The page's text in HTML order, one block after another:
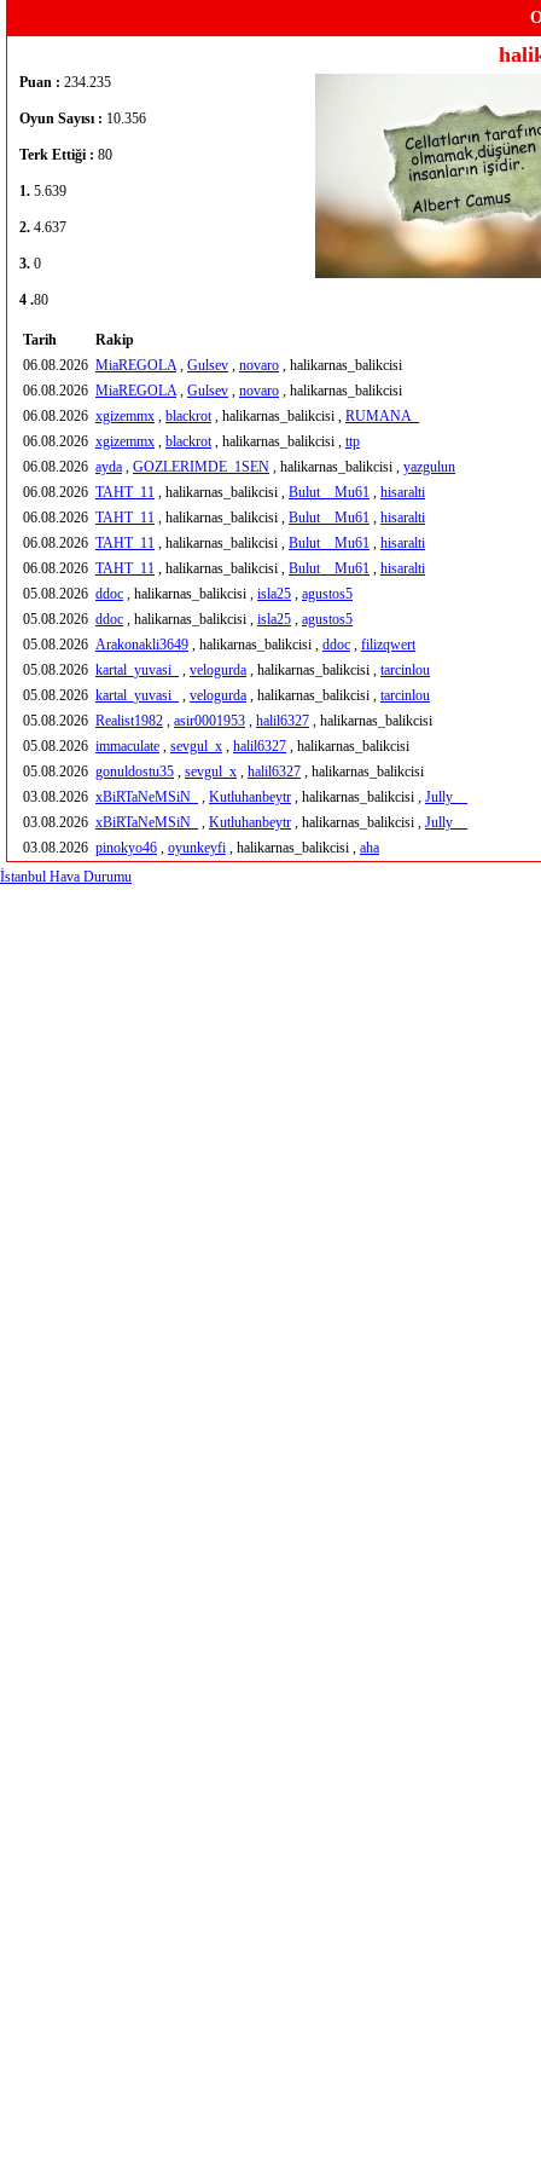
Puan : 234.235
Oyun Sayısı : 10.356
Terk Ettiği : 80
1. 5.639
2. 4.637
3. 0
4 .80
Tarih
Rakip
06.08.2026 MiaREGOLA, Gulsev , novaro , halikarnas_balikcisi
06.08.2026 MiaREGOLA, Gulsev , novaro , halikarnas_balikcisi
06.08.2026 xgizemmx , blackrot, halikarnas_balikcisi , RUMANA_
06.08.2026 xgizemmx , blackrot, halikarnas_balikcisi , ttp
06.08.2026 ayda , GOZLERIMDE_1SEN , halikarnas_balikcisi , yazgulun
06.08.2026 TAHT_11 , halikarnas_balikcisi , Bulut__Mu61 , hisaralti
06.08.2026 TAHT_11 , halikarnas_balikcisi , Bulut__Mu61 , hisaralti
06.08.2026 TAHT_11 , halikarnas_balikcisi , Bulut__Mu61 , hisaralti
06.08.2026 TAHT_11 , halikarnas_balikcisi , Bulut__Mu61 , hisaralti
05.08.2026 ddoc , halikarnas_balikcisi , isla25 , agustos5
05.08.2026 ddoc , halikarnas_balikcisi , isla25 , agustos5
05.08.2026 Arakonakli3649 , halikarnas_balikcisi , ddoc , filizqwert
05.08.2026 kartal_yuvasi_ , velogurda , halikarnas_balikcisi , tarcinlou
05.08.2026 kartal_yuvasi_ , velogurda , halikarnas_balikcisi , tarcinlou
05.08.2026 Realist1982 , asir0001953 , halil6327 , halikarnas_balikcisi
05.08.2026 immaculate , sevgul_x , halil6327 , halikarnas_balikcisi
05.08.2026 gonuldostu35 , sevgul_x , halil6327 , halikarnas_balikcisi
03.08.2026 xBiRTaNeMSiN_ , Kutluhanbeytr , halikarnas_balikcisi , Jully__
03.08.2026 xBiRTaNeMSiN_ , Kutluhanbeytr , halikarnas_balikcisi , Jully__
03.08.2026 pinokyo46 , oyunkeyfi , halikarnas_balikcisi , aha
İstanbul Hava Durumu